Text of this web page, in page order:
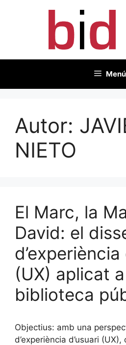
Menú
Autor:
NIETO
El Marc, la
David: el
d’experiència
(UX) aplicat
biblioteca
Objectius: amb una
d’experiència d’usuari